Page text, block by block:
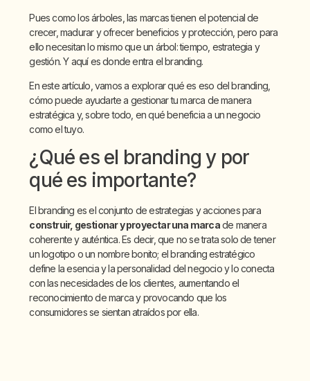
Pues como los árboles, las marcas tienen el potencial de
crecer, madurar y ofrecer beneficios y protección, pero para
ello necesitan lo mismo que un árbol: tiempo, estrategia y
gestión. Y aquí es donde entra el branding.
En este artículo, vamos a explorar qué es eso del branding,
cómo puede ayudarte a gestionar tu marca de manera
estratégica y, sobre todo, en qué beneficia a un negocio
como el tuyo.
¿Qué es el branding y por
qué es importante?
El branding es el conjunto de estrategias y acciones para
construir, gestionar y proyectar una marcade manera
coherente y auténtica. Es decir, que no se trata solo de tener
un logotipo o un nombre bonito; el branding estratégico
define la esencia y la personalidad del negocio y lo conecta
con las necesidades de los clientes, aumentando el
reconocimiento de marca y provocando que los
consumidores se sientan atraídos por ella.